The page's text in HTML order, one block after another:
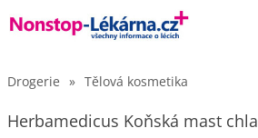
Drogerie » Tělová kosmetika
Herbamedicus Koňská mast